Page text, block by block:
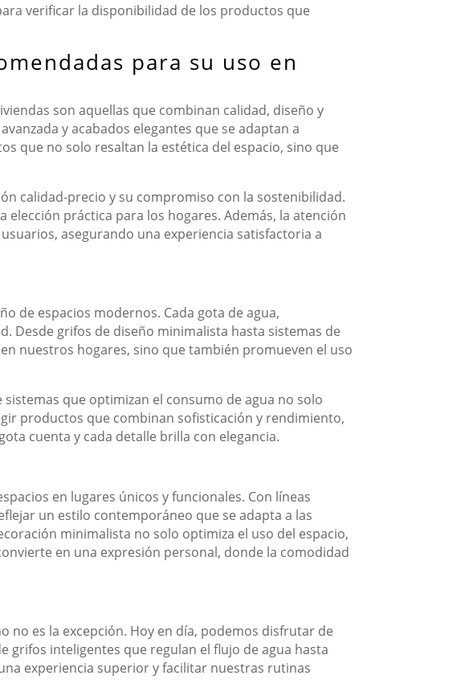
verificar la disponibilidad de los productos que
para su uso en
son aquellas que combinan calidad, diseño y
y acabados elegantes que se adaptan a
que no solo resaltan la estética del espacio, sino que
calidad-precio y su compromiso con la sostenibilidad.
práctica para los hogares. Además, la atención
asegurando una experiencia satisfactoria a
de espacios modernos. Cada gota de agua,
Desde grifos de diseño minimalista hasta sistemas de
nuestros hogares, sino que también promueven el uso
que optimizan el consumo de agua no solo
productos que combinan sofisticación y rendimiento,
cuenta y cada detalle brilla con elegancia.
en lugares únicos y funcionales. Con líneas
un estilo contemporáneo que se adapta a las
minimalista no solo optimiza el uso del espacio,
en una expresión personal, donde la comodidad
no es la excepción. Hoy en día, podemos disfrutar de
grifos inteligentes que regulan el flujo de agua hasta
experiencia superior y facilitar nuestras rutinas